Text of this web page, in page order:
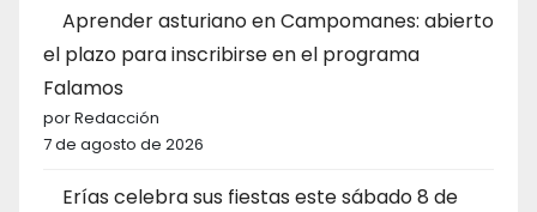
Aprender asturiano en Campomanes: abierto
el plazo para inscribirse en el programa
Falamos
por Redacción
7 de agosto de 2026
Erías celebra sus fiestas este sábado 8 de